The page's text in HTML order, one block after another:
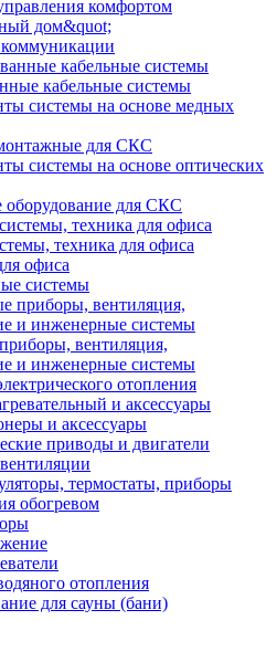
комфортом
дом&quot;
кабельные системы
системы на основе медных
для СКС
системы на основе оптических
оборудование для СКС
техника для офиса
офиса
системы
вентиляция,
и инженерные системы
отопления
и аксессуары
и аксессуары
приводы и двигатели
термостаты, приборы
обогревом
отопления
для сауны (бани)